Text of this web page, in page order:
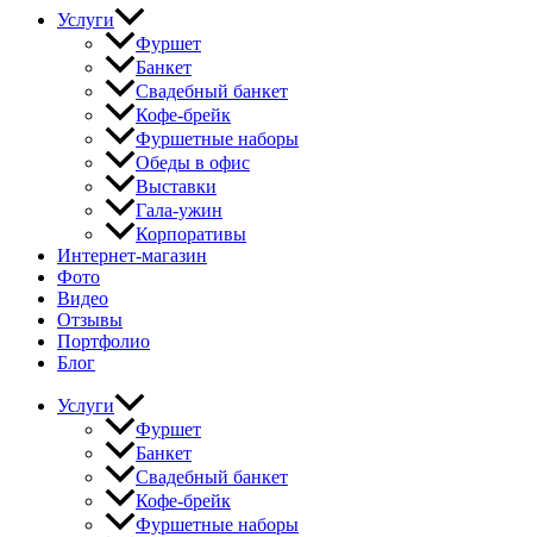
Услуги
Фуршет
Банкет
Свадебный банкет
Кофе-брейк
Фуршетные наборы
Обеды в офис
Выставки
Гала-ужин
Корпоративы
Интернет-магазин
Фото
Видео
Отзывы
Портфолио
Блог
Услуги
Фуршет
Банкет
Свадебный банкет
Кофе-брейк
Фуршетные наборы